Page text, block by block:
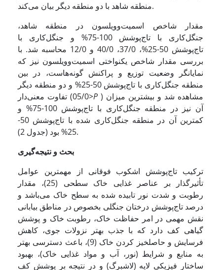
منطقه شاهد با دو منطقه دیگر بیان می‌کند.
مقدار شاخص اسمیت‌وویلسون در منطقه شاهد،
جنگل‌کاری با تاج‌پوشش 100-75% و جنگل‌کاری با
تاج‌پوشش 50-25%، 37/0، 40/0 و 12/0 محاسبه شد. با
بررسی مقدار شاخص یکنواختی اسمیت‌و‌ویلسون نیز که
نمایانگر وضعیت توزیع و پراکنش گونه‌هاست، در بین
منطقه جنگل‌کاری با تاج‌پوشش 50-25% و دو منطقه دیگر
تفاوت معنی‌دار (05/0>P ) مشاهده شد و بیشترین میزان
آن نیز در منطقه جنگل‌کاری با تاج‌پوشش 100-75% و
کمترین آن در منطقه جنگل‌کاری شده با تاج‌پوشش 50-
25% بود (جدول 2).
بحث و نتیجه‌گیری
ترکیب تاج‌پوشش اشکوب فوقانی از مهمترین عوامل
تأثیرگذار بر عناصر غذایی خاک سطحی (25)، مقدار
رطوبت و شدت نور تابیده شده به سطح خاک می‌باشد و
درصد تاج‌پوشش درختان جنگلی بخصوص در مناطق بیابانی
نقش مهمی در امر حفاظت خاک، رطوبت خاک و پوشش
گیاهی کف دارد که با جذب بهتر نزولات جوی، کاهش
فرسایش و حاصلخیز کردن خاک (9)، باعث دسترسی بهتر
به منابع و شرایط (نور، آب و مواد غذایی خاک)، بهبود
ساختار فیزیکی لایه (لاشبرگ) و در نتیجه بر پوشش کف